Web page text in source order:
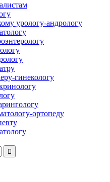
урологу-андрологу
гинекологу
ортопеду